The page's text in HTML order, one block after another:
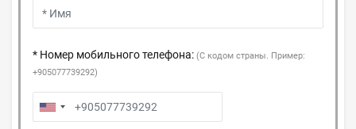
* Номер мобильного телефона: (С кодом страны. Пример:
+905077739292)